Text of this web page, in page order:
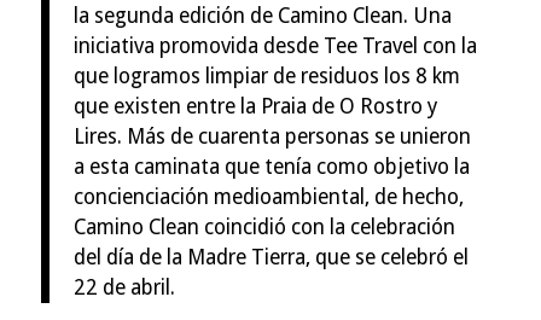
la segunda edición de Camino Clean. Una
iniciativa promovida desde Tee Travel con la
que logramos limpiar de residuos los 8 km
que existen entre la Praia de O Rostro y
Lires. Más de cuarenta personas se unieron
a esta caminata que tenía como objetivo la
concienciación medioambiental, de hecho,
Camino Clean coincidió con la celebración
del día de la Madre Tierra, que se celebró el
22 de abril.